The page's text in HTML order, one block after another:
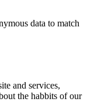
data to match
and services,
the habbits of our